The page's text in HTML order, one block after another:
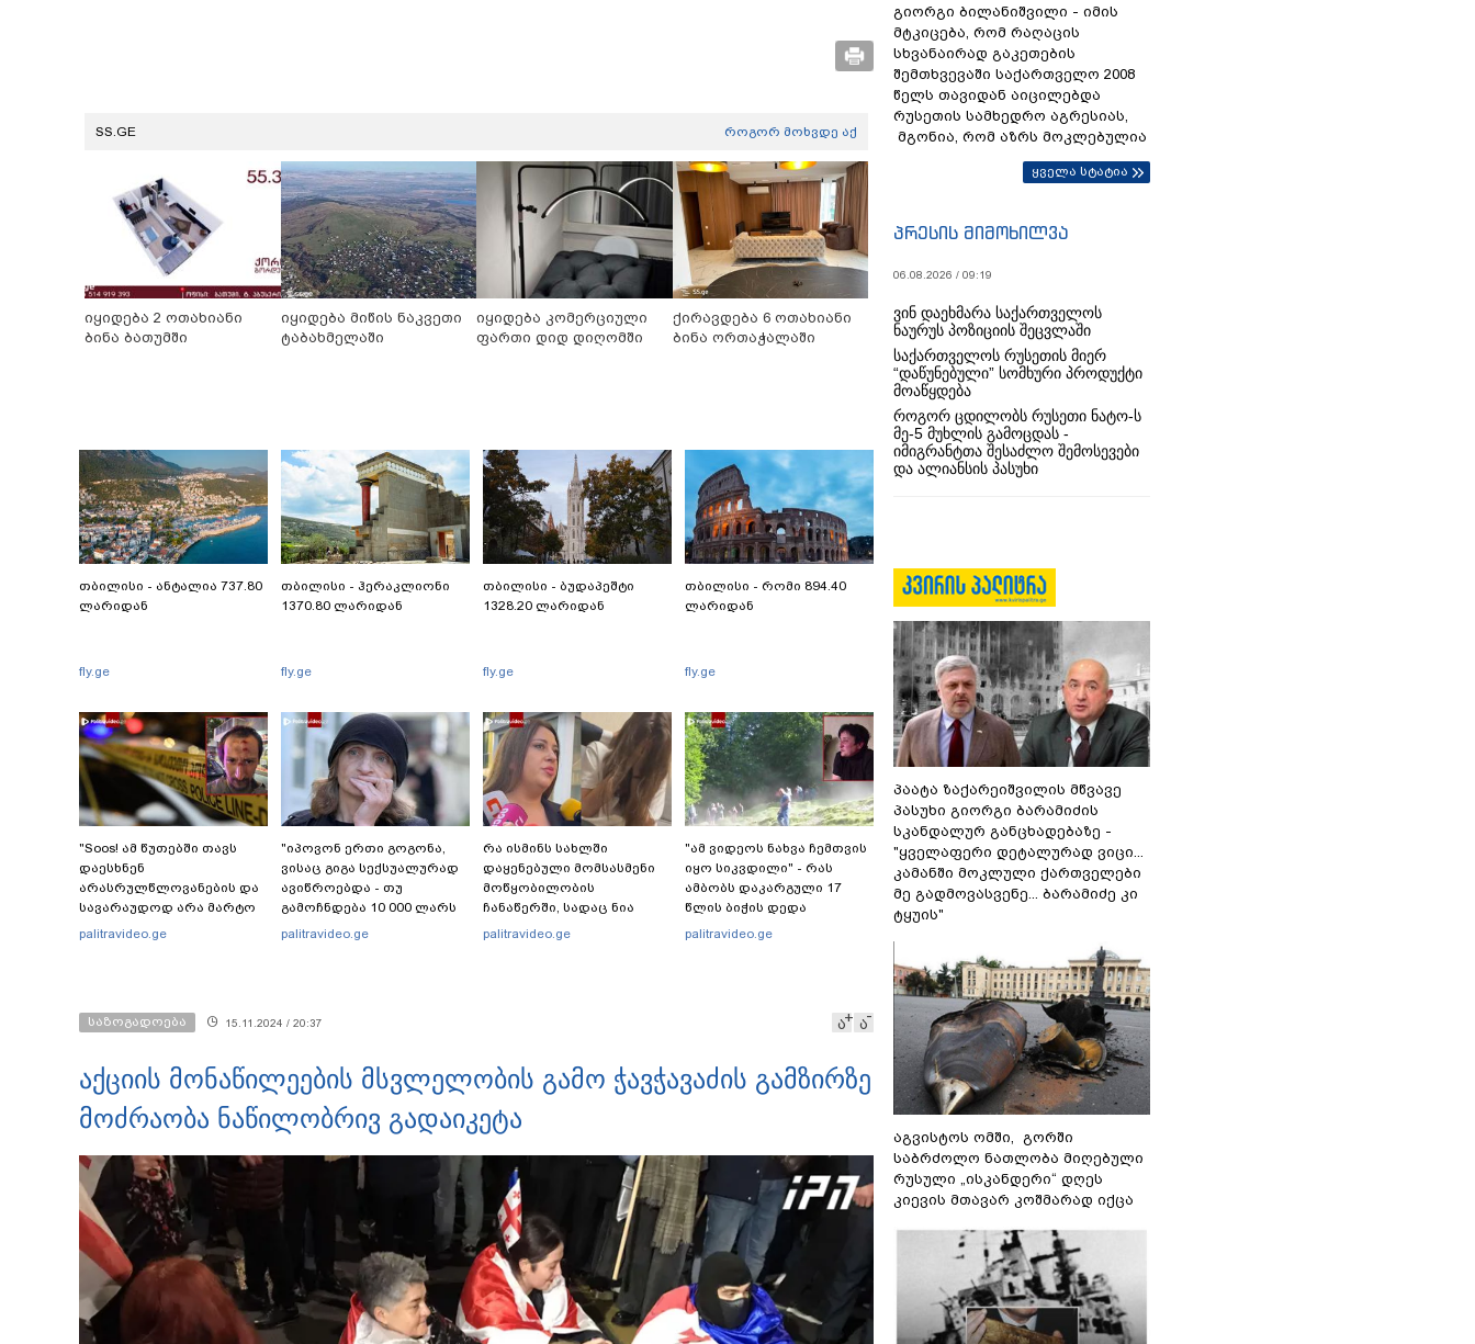
SS.GE როგორ მოხვდე აქ
იყიდება 2 ოთახიანი
ბინა ბათუმში
იყიდება მიწის ნაკვეთი
ტაბახმელაში
იყიდება კომერციული
ფართი დიდ დიღომში
ქირავდება 6 ოთახიანი
ბინა ორთაჭალაში
თბილისი - ანტალია 737.80
ლარიდან
fly.ge
თბილისი - ჰერაკლიონი
1370.80 ლარიდან
fly.ge
თბილისი - ბუდაპეშტი
1328.20 ლარიდან
fly.ge
თბილისი - რომი 894.40
ლარიდან
fly.ge
"Soos! ამ წუთებში თავს
დაესხნენ
არასრულწლოვანების და
სავარაუდოდ არა მარტო
არასრულწლოვანების
palitravideo.ge
"იპოვონ ერთი გოგონა,
ვისაც გიგა სექსუალურად
ავიწროებდა - თუ
გამოჩნდება 10 000 ლარს
ოფიციალურად,
palitravideo.ge
რა ისმინს სახლში
დაყენებული მომსასმენი
მოწყობილობის
ჩანაწერში, სადაც ნია
იმნაძე მამას ესაუბრება?
palitravideo.ge
"ამ ვიდეოს ნახვა ჩემთვის
იყო სიკვდილი" - რას
ამბობს დაკარგული 17
წლის ბიჭის დედა
ვიდეოკადრებზე, სადაც
palitravideo.ge
საზოგადოება 15.11.2024 / 20:37 ა ა
აქციის მონაწილეების მსვლელობის გამო ჭავჭავაძის გამზირზე
მოძრაობა ნაწილობრივ გადაიკეტა
გიორგი ბილანიშვილი - იმის
მტკიცება, რომ რაღაცის
სხვანაირად გაკეთების
შემთხვევაში საქართველო 2008
წელს თავიდან აიცილებდა
რუსეთის სამხედრო აგრესიას,
მგონია, რომ აზრს მოკლებულია
ყველა სტატია
პრესის მიმოხილვა
06.08.2026 / 09:19
ვინ დაეხმარა საქართველოს
ნაურუს პოზიციის შეცვლაში
საქართველოს რუსეთის მიერ
“დაწუნებული” სომხური პროდუქტი
მოაწყდება
როგორ ცდილობს რუსეთი ნატო-ს
მე-5 მუხლის გამოცდას -
იმიგრანტთა შესაძლო შემოსევები
და ალიანსის პასუხი
პაატა ზაქარეიშვილის მწვავე
პასუხი გიორგი ბარამიძის
სკანდალურ განცხადებაზე -
"ყველაფერი დეტალურად ვიცი...
კამანში მოკლული ქართველები
მე გადმოვასვენე... ბარამიძე კი
ტყუის"
აგვისტოს ომში, გორში
საბრძოლო ნათლობა მიღებული
რუსული „ისკანდერი“ დღეს
კიევის მთავარ კოშმარად იქცა